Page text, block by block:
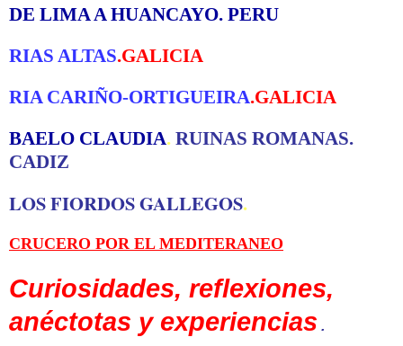
DE LIMA A HUANCAYO. PERU
RIAS ALTAS.GALICIA
RIA CARIÑO-ORTIGUEIRA.GALICIA
BAELO CLAUDIA. RUINAS ROMANAS.
CADIZ
LOS FIORDOS GALLEGOS.
CRUCERO POR EL MEDITERANEO
Curiosidades, reflexiones,
anéctotas y experiencias .